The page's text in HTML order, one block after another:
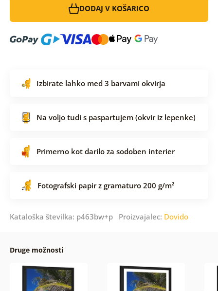
DODAJ V KOŠARICO
Izbirate lahko med 3 barvami okvirja
Na voljo tudi s paspartujem (okvir iz lepenke)
Primerno kot darilo za sodoben interier
Fotografski papir z gramaturo 200 g/m²
Kataloška številka: p463bw+p Proizvajalec: Dovido
Druge možnosti